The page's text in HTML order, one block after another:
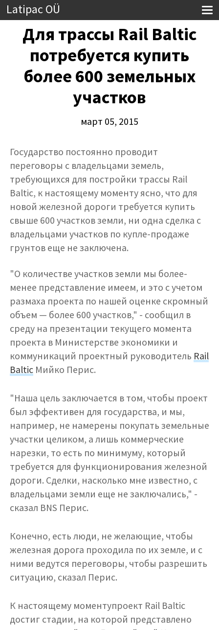
Latipac OÜ
Для трассы Rail Baltic
потребуется купить
более 600 земельных
участков
март 05, 2015
Государство постоянно проводит
переговоры с владельцами земель,
требующихся для постройки трассы Rail
Baltic, к настоящему моменту ясно, что для
новой железной дороги требуется купить
свыше 600 участков земли, ни одна сделка с
владельцами участков по купле-продаже
грунтов еще не заключена.
"О количестве участков земли мы более-
менее представление имеем, и это с учетом
размаха проекта по нашей оценке скромный
объем — более 600 участков," - сообщил в
среду на презентации текущего момента
проекта в Министерстве экономики и
коммуникаций проектный руководитель Rail
Baltic Мийко Перис.
"Наша цель заключается в том, чтобы проект
был эффективен для государства, и мы,
например, не намерены покупать земельные
участки целиком, а лишь коммерческие
нарезки, то есть по минимуму, который
требуется для функционирования железной
дороги. Сделки, насколько мне известно, с
владельцами земли еще не заключались," -
сказал BNS Перис.
Конечно, есть люди, не желающие, чтобы
железная дорога проходила по их земле, и с
ними ведутся переговоры, чтобы разрешить
ситуацию, сказал Перис.
К настоящему моментупроект Rail Baltic
достиг стадии, на которой представлено